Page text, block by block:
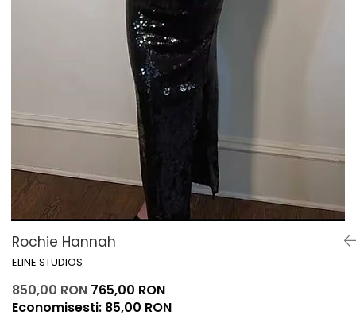
Rochie Hannah
ELINE STUDIOS
850,00 RON 765,00 RON
Economisesti: 85,00 RON